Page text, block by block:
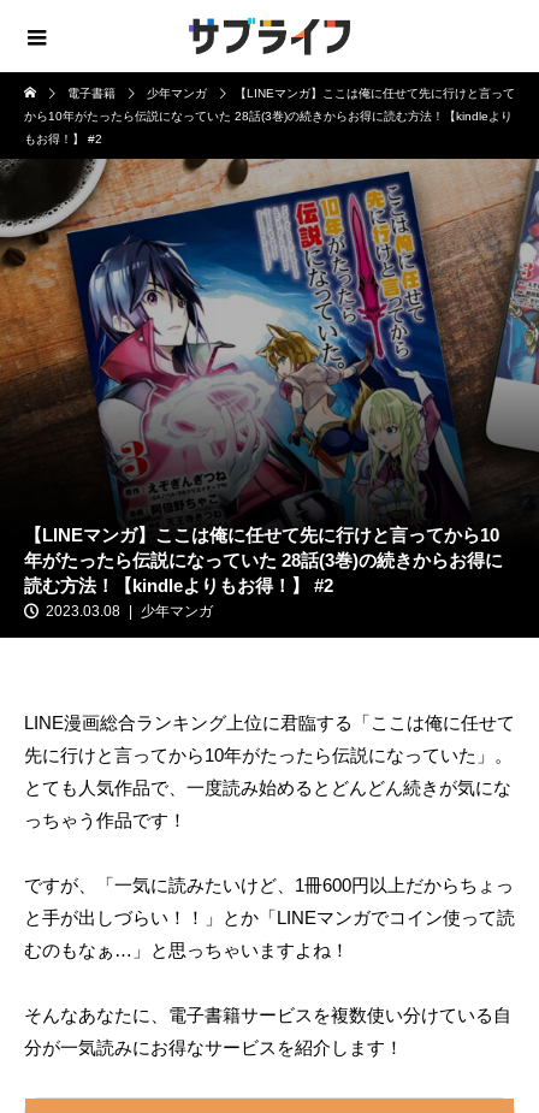
電子書籍 少年マンガ
【LINEマンガ】ここは俺に任せて先に行けと言って
から10年がたったら伝説になっていた 28話(3巻)の続きからお得に読む方法！【kindleより
もお得！】 #2
【LINEマンガ】ここは俺に任せて先に行けと言ってから10
年がたったら伝説になっていた 28話(3巻)の続きからお得に
読む方法！【kindleよりもお得！】 #2
2023.03.08 少年マンガ
LINE漫画総合ランキング上位に君臨する「ここは俺に任せて
先に行けと言ってから10年がたったら伝説になっていた」。
とても人気作品で、一度読み始めるとどんどん続きが気にな
っちゃう作品です！
ですが、「一気に読みたいけど、1冊600円以上だからちょっ
と手が出しづらい！！」とか「LINEマンガでコイン使って読
むのもなぁ…」と思っちゃいますよね！
そんなあなたに、電子書籍サービスを複数使い分けている自
分が一気読みにお得なサービスを紹介します！